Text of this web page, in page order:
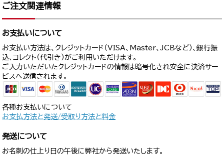
ご注文関連情報
お支払いについて
お支払い方法は、クレジットカード（VISA、Master、JCBなど）、銀行振
込、コレクト（代引き）がご利用いただけます。
ご入力いただいたクレジットカードの情報は暗号化され安全に決済サー
ビスへ送信されます。
各種お支払いについて
お支払方法と発送/受取り方法と料金
発送について
お名刺の仕上り日の午後に弊社から発送いたします。